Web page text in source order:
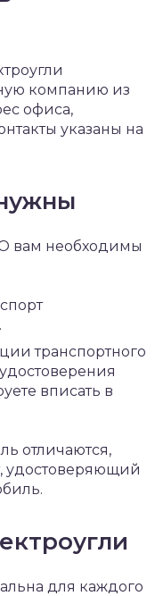
компанию из
офиса,
указаны на
вам необходимы
транспортного
вписать в
отличаются,
удостоверяющий
для каждого